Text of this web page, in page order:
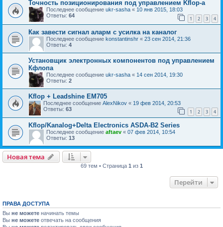
Точность позиционирования под управлением Kflop-a
Последнее сообщение ukr-sasha « 10 янв 2015, 18:03
Ответы: 64 1 2 3 4
Как завести сигнал аларм с усилка на каналог
Последнее сообщение konstantinshr « 23 сен 2014, 21:36
Ответы: 4
Установщик электронных компонентов под управлением
Кфлопа
Последнее сообщение ukr-sasha « 14 сен 2014, 19:30
Ответы: 2
Kflop + Leadshine EM705
Последнее сообщение AlexNikov « 19 фев 2014, 20:53
Ответы: 63 1 2 3 4
Kflop/Kanalog+Delta Electronics ASDA-B2 Series
Последнее сообщение aftaev « 07 фев 2014, 10:54
Ответы: 13
Новая тема
69 тем • Страница 1 из 1
Перейти
ПРАВА ДОСТУПА
Вы не можете начинать темы
Вы не можете отвечать на сообщения